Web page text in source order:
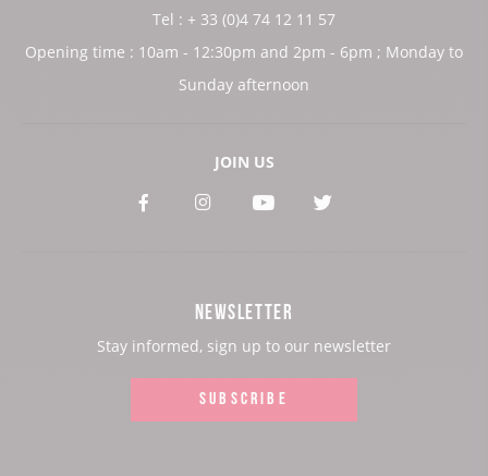
Tel : + 33 (0)4 74 12 11 57
Opening time : 10am - 12:30pm and 2pm - 6pm ; Monday to
Sunday afternoon
JOIN US
See
See See See
NEWSLETTER
Stay informed, sign up to our newsletter
SUBSCRIBE